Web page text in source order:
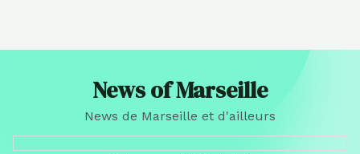
News of Marseille
News de Marseille et d'ailleurs